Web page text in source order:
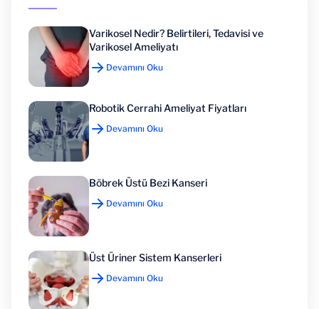
Varikosel Nedir? Belirtileri, Tedavisi ve
Varikosel Ameliyatı
Devamını Oku
Robotik Cerrahi Ameliyat Fiyatları
Devamını Oku
Böbrek Üstü Bezi Kanseri
Devamını Oku
Üst Üriner Sistem Kanserleri
Devamını Oku